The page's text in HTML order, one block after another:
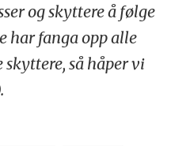
og skyttere å følge
har fanga opp alle
så håper vi